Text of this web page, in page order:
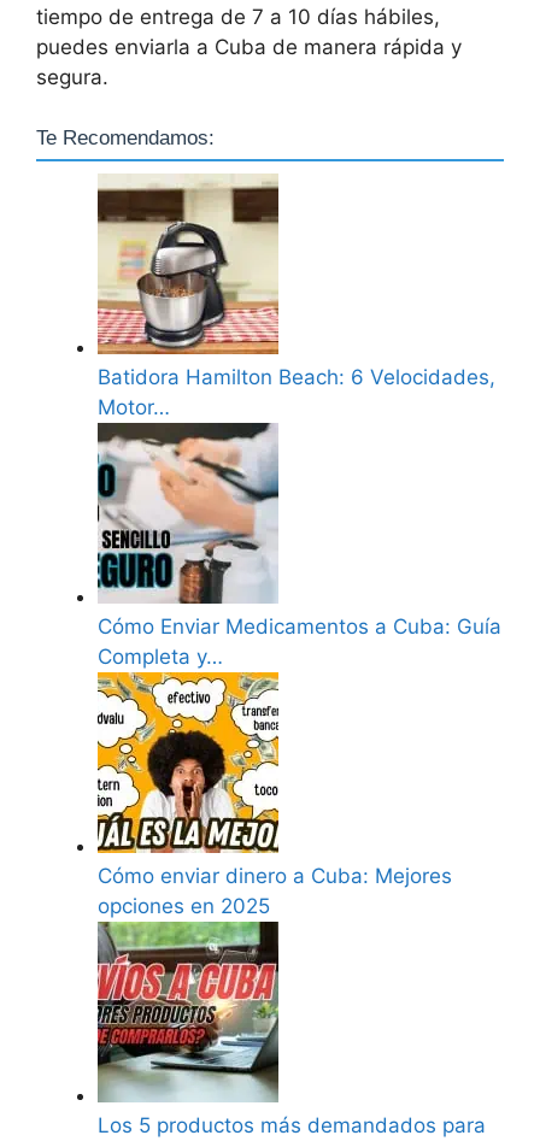
tiempo de entrega de 7 a 10 días hábiles,
puedes enviarla a Cuba de manera rápida y
segura.
Te Recomendamos:
Batidora Hamilton Beach: 6 Velocidades,
Motor…
Cómo Enviar Medicamentos a Cuba: Guía
Completa y…
Cómo enviar dinero a Cuba: Mejores
opciones en 2025
Los 5 productos más demandados para